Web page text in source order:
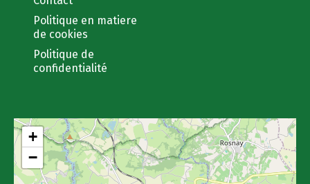
Politique en matiere
de cookies
Politique de
confidentialité
+
−